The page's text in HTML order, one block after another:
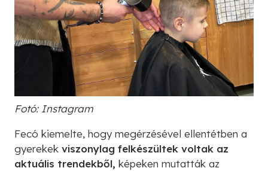
Fotó: Instagram
Fecó kiemelte, hogy megérzésével ellentétben a
gyerekek viszonylag felkészültek voltak az
aktuális trendekből, képeken mutatták az